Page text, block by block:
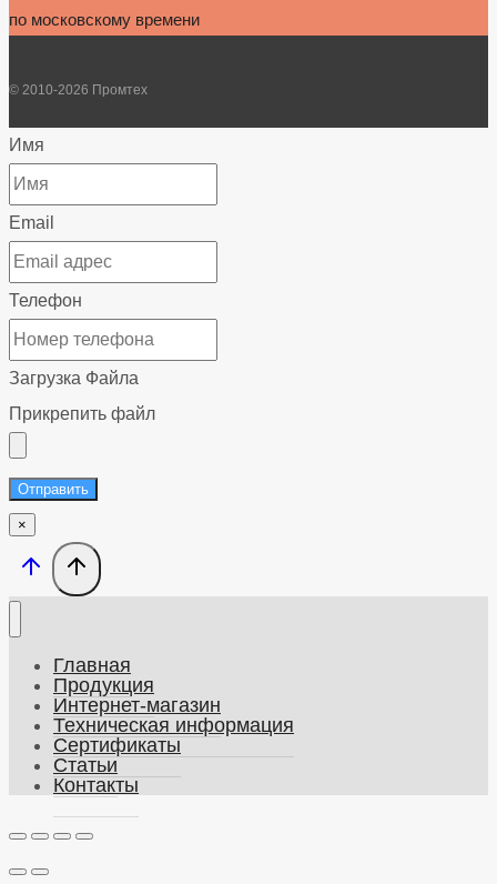
по московскому времени
© 2010-2026 Промтех
Имя
Email
Телефон
Загрузка Файла
Прикрепить файл
Отправить
×
Главная
Продукция
Интернет-магазин
Техническая информация
Сертификаты
Статьи
Контакты